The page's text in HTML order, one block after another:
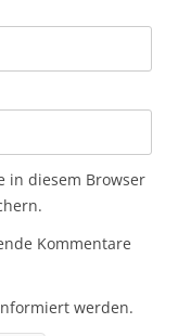
in diesem Browser
Kommentare
werden.